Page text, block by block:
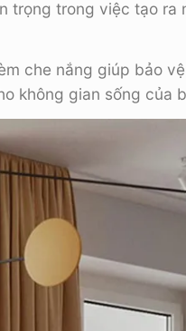
trong việc tạo
che nắng giúp bảo
không gian sống của